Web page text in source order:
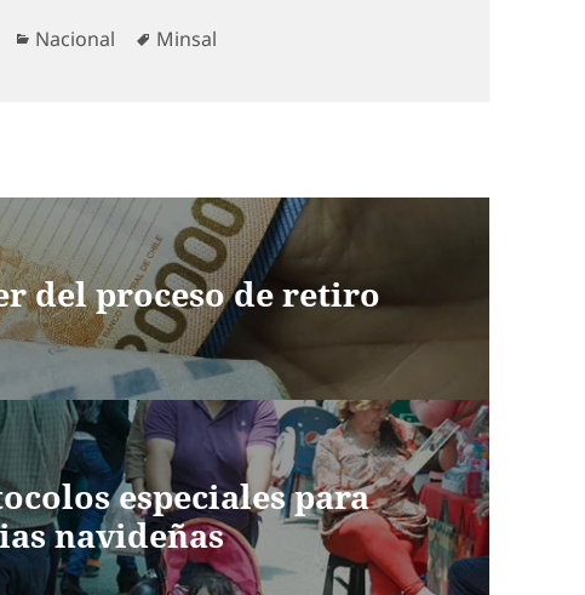
Categorías
Nacional Etiquetas
Minsal
del proceso de retiro
especiales para
navideñas